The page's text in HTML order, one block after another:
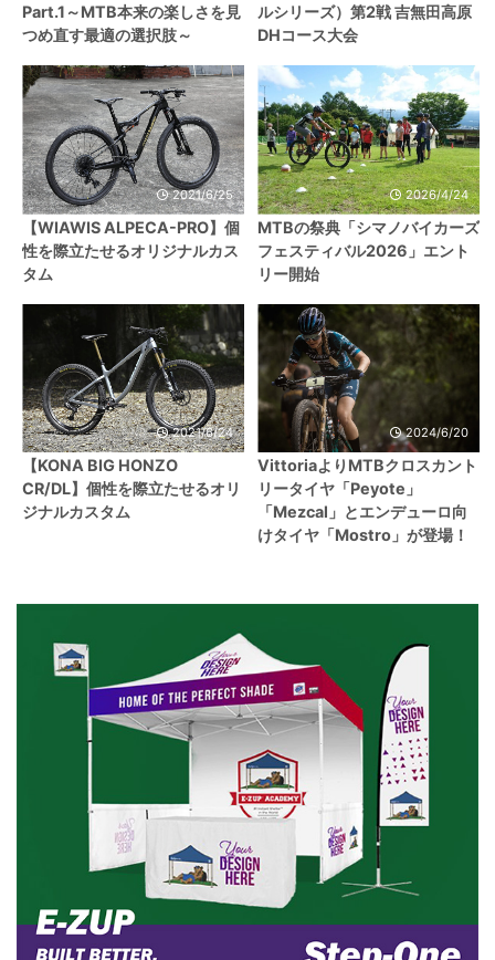
Part.1～MTB本来の楽しさを見
つめ直す最適の選択肢～
ルシリーズ）第2戦 吉無田高原
DHコース大会
2021/6/25
【WIAWIS ALPECA-PRO】個
性を際立たせるオリジナルカス
タム
2026/4/24
MTBの祭典「シマノバイカーズ
フェスティバル2026」エント
リー開始
2021/6/24
【KONA BIG HONZO
CR/DL】個性を際立たせるオリ
ジナルカスタム
2024/6/20
VittoriaよりMTBクロスカント
リータイヤ「Peyote」
「Mezcal」とエンデューロ向
けタイヤ「Mostro」が登場！